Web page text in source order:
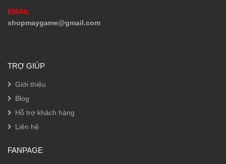
EMAIL
shopmaygame@gmail.com
TRỢ GIÚP
Giới thiệu
Blog
Hỗ trợ khách hàng
Liên hệ
FANPAGE